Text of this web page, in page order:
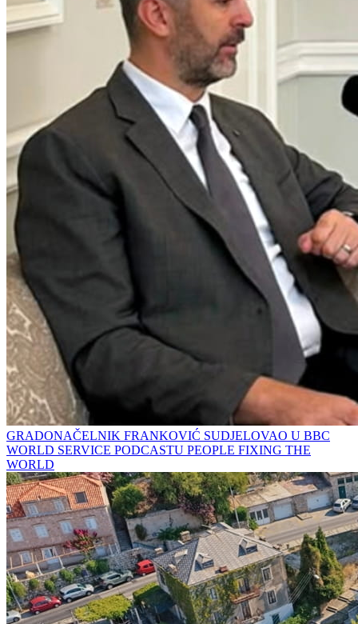
GRADONAČELNIK FRANKOVIĆ SUDJELOVAO U BBC
WORLD SERVICE PODCASTU PEOPLE FIXING THE
WORLD